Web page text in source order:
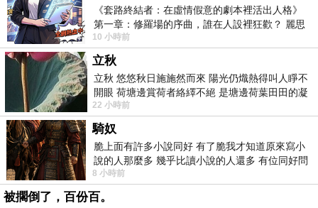
《套路終結者：在虛情假意的劇本裡活出人格》
第一章：修羅場的序曲，誰在人設裡狂歡？ 麗思
卡爾頓酒店的總統套房內，燈光昏
10 小時前
立秋
立秋 悠悠秋日施施然而來 陽光仍熾熱得叫人睜不
開眼 荷塘邊賞荷者絡繹不絕 是塘邊荷葉田田的凝
望 風中飄逸的是映日荷花別樣紅
22 小時前
騎奴
脆上面有許多小說同好 有了脆我才知道原來寫小
說的人那麼多 幾乎比讀小說的人還多 有位同好問
了一個問題 她說為什麼高中文學獎的
8 小時前
被擱倒了，百份百。